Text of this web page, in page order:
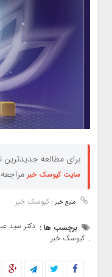
برای مطالعه جدیدترین
سایت کیوسک خبر
منبع خبر : کیوسک خبر
برچسب ها : دکتر سید
, کیوسک خبر